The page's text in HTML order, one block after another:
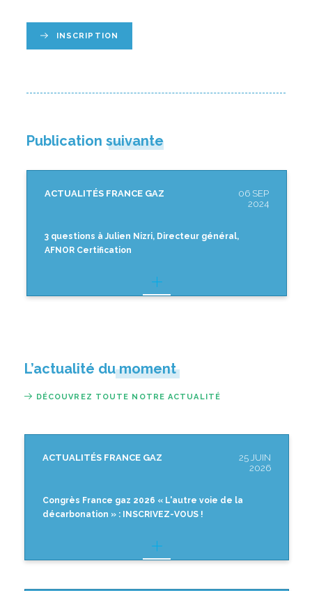
INSCRIPTION
Publication suivante
ACTUALITÉS FRANCE GAZ
06 SEP
2024
3 questions à Julien Nizri, Directeur général,
AFNOR Certification
L’actualité du moment
DÉCOUVREZ TOUTE NOTRE ACTUALITÉ
ACTUALITÉS FRANCE GAZ
25 JUIN
2026
Congrès France gaz 2026 « L'autre voie de la
décarbonation » : INSCRIVEZ-VOUS !